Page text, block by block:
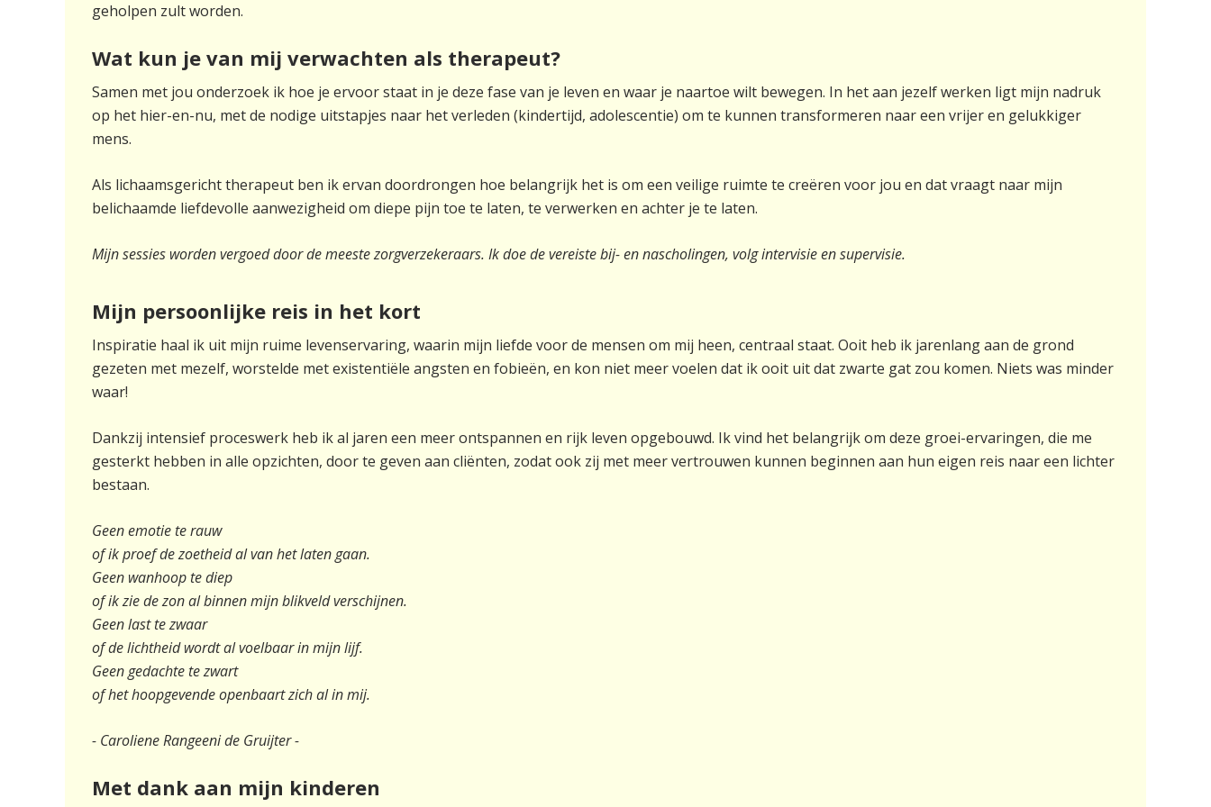
geholpen zult worden.
Wat kun je van mij verwachten als therapeut?
Samen met jou onderzoek ik hoe je ervoor staat in je deze fase van je leven en waar je naartoe wilt bewegen. In het aan jezelf werken ligt mijn nadruk
op het hier-en-nu, met de nodige uitstapjes naar het verleden (kindertijd, adolescentie) om te kunnen transformeren naar een vrijer en gelukkiger
mens.
Als lichaamsgericht therapeut ben ik ervan doordrongen hoe belangrijk het is om een veilige ruimte te creëren voor jou en dat vraagt naar mijn
belichaamde liefdevolle aanwezigheid om diepe pijn toe te laten, te verwerken en achter je te laten.
Mijn sessies worden vergoed door de meeste zorgverzekeraars. Ik doe de vereiste bij- en nascholingen, volg intervisie en supervisie.
Mijn persoonlijke reis in het kort
Inspiratie haal ik uit mijn ruime levenservaring, waarin mijn liefde voor de mensen om mij heen, centraal staat. Ooit heb ik jarenlang aan de grond
gezeten met mezelf, worstelde met existentiële angsten en fobieën, en kon niet meer voelen dat ik ooit uit dat zwarte gat zou komen. Niets was minder
waar!
Dankzij intensief proceswerk heb ik al jaren een meer ontspannen en rijk leven opgebouwd. Ik vind het belangrijk om deze groei-ervaringen, die me
gesterkt hebben in alle opzichten, door te geven aan cliënten, zodat ook zij met meer vertrouwen kunnen beginnen aan hun eigen reis naar een lichter
bestaan.
Geen emotie te rauw
of ik proef de zoetheid al van het laten gaan.
Geen wanhoop te diep
of ik zie de zon al binnen mijn blikveld verschijnen.
Geen last te zwaar
of de lichtheid wordt al voelbaar in mijn lijf.
Geen gedachte te zwart
of het hoopgevende openbaart zich al in mij.
- Caroliene Rangeeni de Gruijter -
Met dank aan mijn kinderen